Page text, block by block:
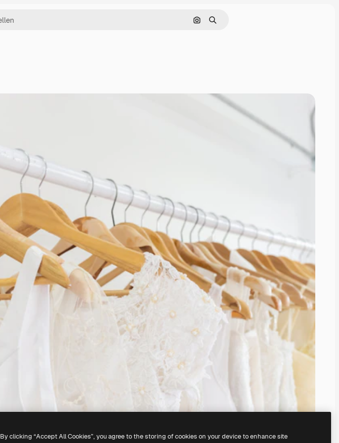
Nach Bild suchen
Suchen
By clicking “Accept All Cookies”, you agree to the storing of cookies on your device to enhance site